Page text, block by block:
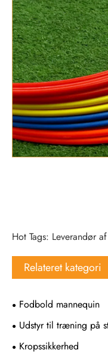
Hot Tags: Leverandør
Relateret kategori
Fodbold mannequin
Udstyr til træning på
Kropssikkerhed